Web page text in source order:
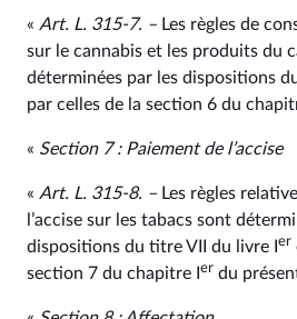
« Art. L. 315‑7. – Les règles de
sur le cannabis et les produits du
déterminées par les dispositions
par celles de la section 6 du
« Section 7 : Paiement de l’accise
« Art. L. 315‑8. – Les règles
l’accise sur les tabacs sont
dispositions du titre VII du livre I er
section 7 du chapitre I er du